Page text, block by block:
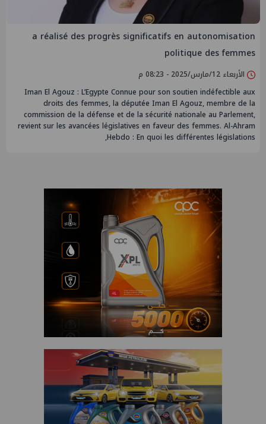
a réalisé des progrès significatifs en autonomisation
politique des femmes
الأربعاء 12/مارس/2025 - 08:23 م
Iman El Agouz : L’Egypte Connue pour son soutien indéfectible aux
droits des femmes, la députée Iman El Agouz, membre de la
commission de la défense et de la sécurité nationale au Parlement,
revient sur les avancées législatives en faveur des femmes. Al-Ahram
Hebdo : En quoi les différentes législations,